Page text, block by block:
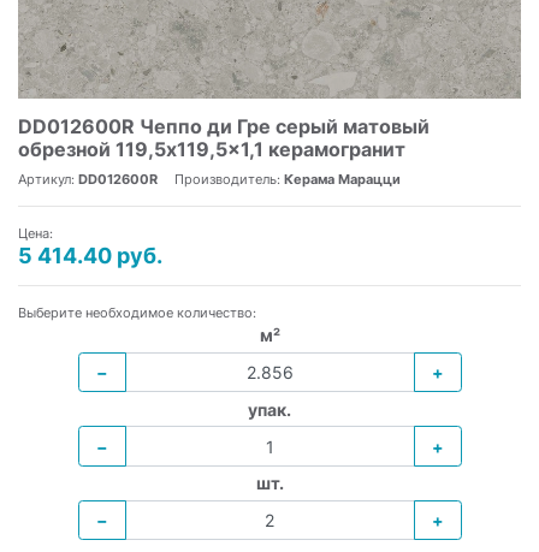
DD012600R Чеппо ди Гре серый матовый
обрезной 119,5x119,5x1,1 керамогранит
Артикул: DD012600R Производитель: Керама Марацци
Цена:
5 414.40 руб.
Выберите необходимое количество:
м²
−
+
упак.
−
+
шт.
−
+